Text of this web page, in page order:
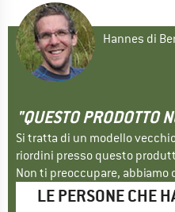
Hannes di
"QUESTO PRODOTTO
Si tratta di un modello
riordini presso questo
Non ti preoccupare,
LE PERSONE CHE